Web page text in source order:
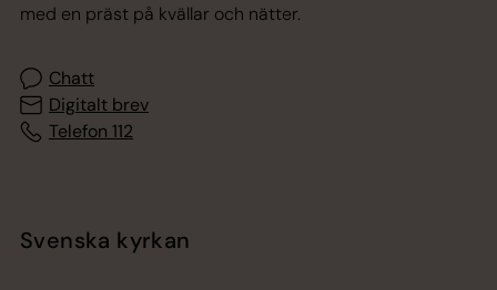
med en präst på kvällar och nätter.
Chatt
Digitalt brev
Telefon 112
Svenska kyrkan